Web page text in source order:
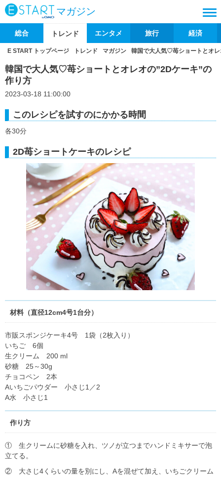
マガジン
総合 トレンド エンタメ 旅行 経済
E START トップページ トレンド マガジン 韓国で大人気♡苺ショートとオ
韓国で大人気♡苺ショートとオレオの”2Dケーキ”の
作り方
2023-03-18 11:00:00
このレシピを試すのにかかる時間
各30分
2D苺ショートケーキのレシピ
材料（直径12cm4号1台分）
市販スポンジケーキ4号 1袋（2枚入り）
いちご 6個
生クリーム 200 ml
砂糖 25～30g
チョコペン 2本
Aいちごパウダー 小さじ1／2
A水 小さじ1
作り方
① 生クリームに砂糖を入れ、ツノが立つまでハンドミキサーで泡
立てる。
② 大さじ4くらいの量を別にし、Aを混ぜて加え、いちごクリーム